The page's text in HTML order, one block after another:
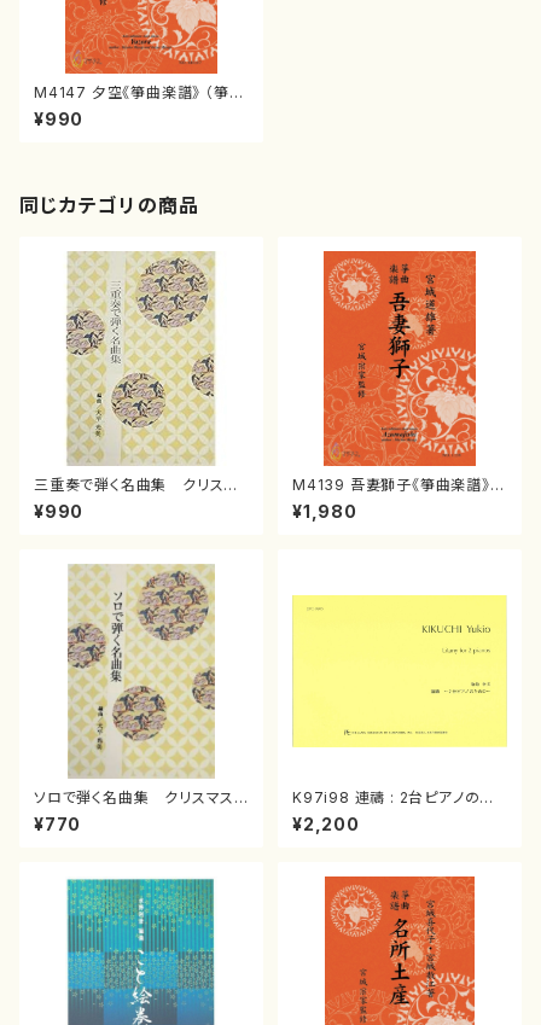
M4147 夕空《箏曲楽譜》 （箏/
宮城喜代子・宮城数江著・宮城
宗家監修/箏曲古典楽譜）
¥990
同じカテゴリの商品
三重奏で弾く名曲集 クリスマ
スメドレー( 箏2/大平光美 編
曲/楽譜）
¥990
M4139 吾妻獅子《箏曲楽譜》
（箏/宮城道雄著・宮城宗家監修/
箏曲古典楽譜）
¥1,980
ソロで弾く名曲集 クリスマス・
イブ／恋人がサンタクロース(
箏独奏 /大平光美 編曲/楽
¥770
K97i98 連禱 : 2台ピアノのた
めの（2 Pianos / 菊池 幸夫 /
楽譜）
¥2,200